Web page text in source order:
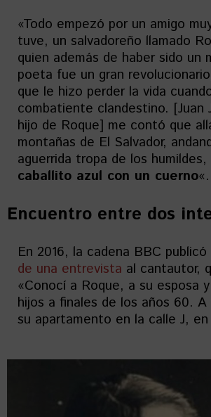
«Todo empezó por un amigo
tuve, un salvadoreño llamado
quien además de haber sido un
poeta fue un gran
que le hizo perder la vida
combatiente clandestino. [Juan
hijo de Roque] me contó que
montañas de El Salvador,
aguerrida tropa de los
caballito azul con un cuerno«.
Encuentro entre dos
En 2016, la cadena BBC publicó
de una entrevista al cantautor,
«Conocí a Roque, a su esposa
hijos a finales de los años 60.
su apartamento en la calle J,